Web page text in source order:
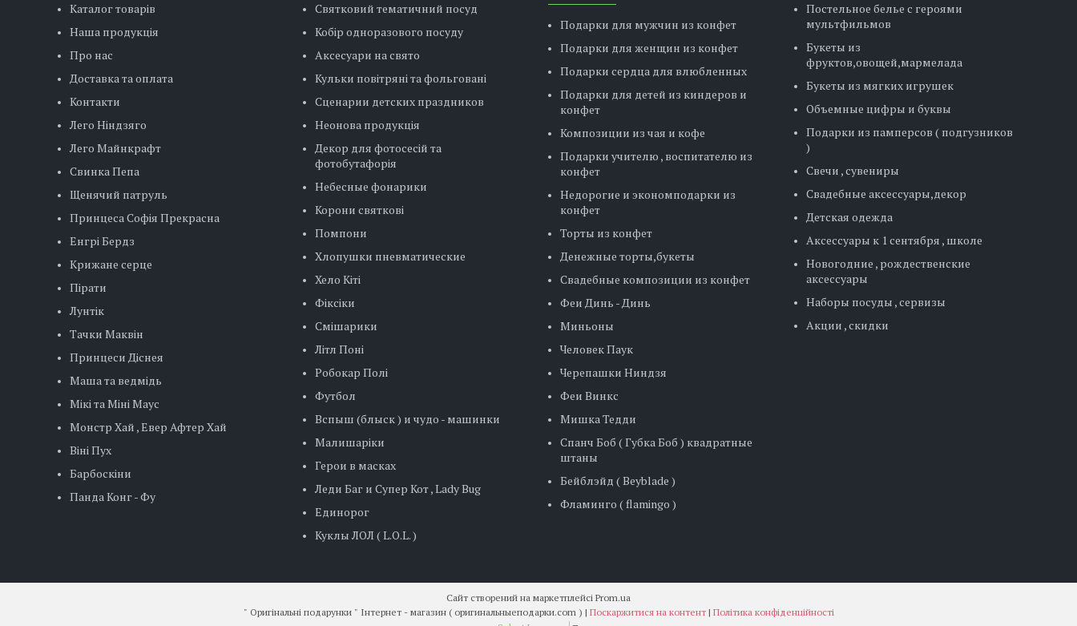
Каталог товарів
Наша продукція
Про нас
Доставка та оплата
Контакти
Лего Ніндзяго
Лего Майнкрафт
Свинка Пепа
Щенячий патруль
Принцеса Софія Прекрасна
Енгрі Бердз
Крижане серце
Пірати
Лунтік
Тачки Маквін
Принцеси Діснея
Маша та ведмідь
Мікі та Міні Маус
Монстр Хай , Евер Афтер Хай
Віні Пух
Барбоскіни
Панда Конг - Фу
Святковий тематичний посуд
Кобір одноразового посуду
Аксесуари на свято
Кульки повітряні та фольговані
Сценарии детских праздников
Неонова продукція
Декор для фотосесій та
фотобутафорія
Небесные фонарики
Корони святкові
Помпони
Хлопушки пневматические
Хело Кіті
Фіксіки
Смішарики
Літл Поні
Робокар Полі
Футбол
Вспыш (блыск ) и чудо - машинки
Малишаріки
Герои в масках
Леди Баг и Супер Кот , Lady Bug
Единорог
Куклы ЛОЛ ( L.O.L. )
Подарки для мужчин из конфет
Подарки для женщин из конфет
Подарки сердца для влюбленных
Подарки для детей из киндеров и
конфет
Композиции из чая и кофе
Подарки учителю , воспитателю из
конфет
Недорогие и экономподарки из
конфет
Торты из конфет
Денежные торты,букеты
Свадебные композиции из конфет
Феи Динь - Динь
Миньоны
Человек Паук
Черепашки Ниндзя
Феи Винкс
Мишка Тедди
Спанч Боб ( Губка Боб ) квадратные
штаны
Бейблэйд ( Beyblade )
Фламинго ( flamingo )
Постельное белье с героями
мультфильмов
Букеты из
фруктов,овощей,мармелада
Букеты из мягких игрушек
Объемные цифры и буквы
Подарки из памперсов ( подгузников
)
Свечи , сувениры
Свадебные аксессуары,декор
Детская одежда
Аксессуары к 1 сентября , школе
Новогодние , рождественские
аксессуары
Наборы посуды , сервизы
Акции , скидки
Сайт створений на маркетплейсі Prom.ua
" Оригінальні подарунки " Інтернет - магазин ( оригинальныеподарки.com ) | Поскаржитися на контент | Політика конфіденційності